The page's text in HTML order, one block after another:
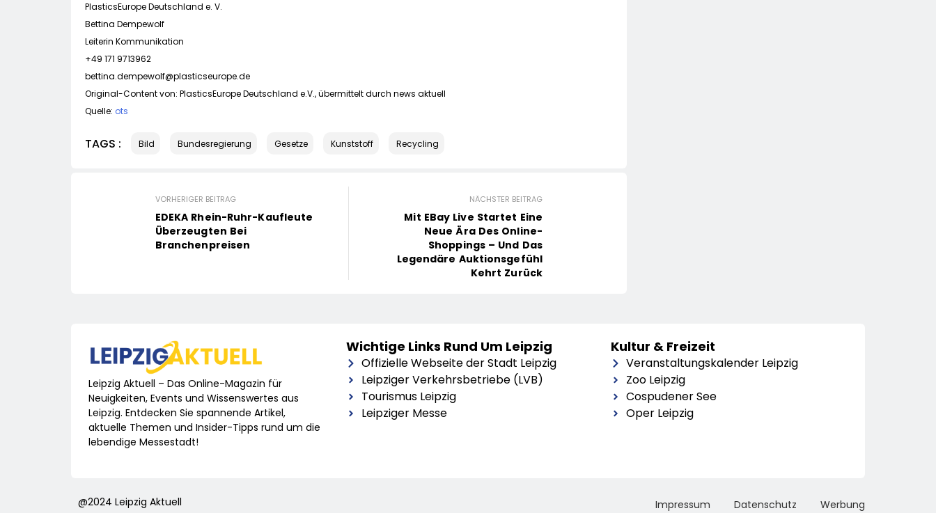
PlasticsEurope Deutschland e. V.
Bettina Dempewolf
Leiterin Kommunikation
+49 171 9713962
bettina.dempewolf@plasticseurope.de
Original-Content von: PlasticsEurope Deutschland e.V., übermittelt durch news aktuell
Quelle: ots
TAGS : Bild Bundesregierung Gesetze Kunststoff Recycling
VORHERIGER BEITRAG
EDEKA Rhein-Ruhr-Kaufleute
Überzeugten Bei
Branchenpreisen
NÄCHSTER BEITRAG
Mit EBay Live Startet Eine
Neue Ära Des Online-
Shoppings – Und Das
Legendäre Auktionsgefühl
Kehrt Zurück
Leipzig Aktuell – Das Online-Magazin für
Neuigkeiten, Events und Wissenswertes aus
Leipzig. Entdecken Sie spannende Artikel,
aktuelle Themen und Insider-Tipps rund um die
lebendige Messestadt!
Wichtige Links Rund Um Leipzig
Offizielle Webseite der Stadt Leipzig
Leipziger Verkehrsbetriebe (LVB)
Tourismus Leipzig
Leipziger Messe
Kultur & Freizeit
Veranstaltungskalender Leipzig
Zoo Leipzig
Cospudener See
Oper Leipzig
@2024 Leipzig Aktuell Impressum Datenschutz Werbung